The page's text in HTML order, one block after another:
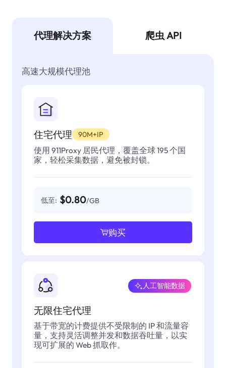
代理解决方案 爬虫 API
高速大规模代理池
住宅代理 90M+IP
使用 911Proxy 居民代理，覆盖全球 195 个国
家，轻松采集数据，避免被封锁。
低至: $0.80/GB
购买
无限住宅代理
人工智能数据
基于带宽的计费提供不受限制的 IP 和流量容
量，支持灵活调整并发和数据吞吐量，以实
现可扩展的 Web 抓取作。